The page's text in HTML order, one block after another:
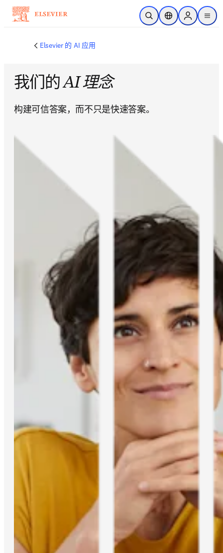
跳转到主内容
开放搜索位置选择器Sign in to
menu
Elsevier 的 AI 应用
我们的AI 理念
构建可信答案，而不只是快速答案。